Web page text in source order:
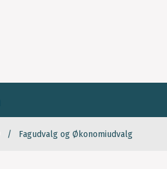
Fagudvalg og Økonomiudvalg